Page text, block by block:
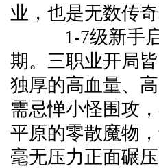
业，也是无数传
1-7级新手启
期。三职业开局
独厚的高血量、
需忌惮小怪围攻
平原的零散魔物
毫无压力正面碾